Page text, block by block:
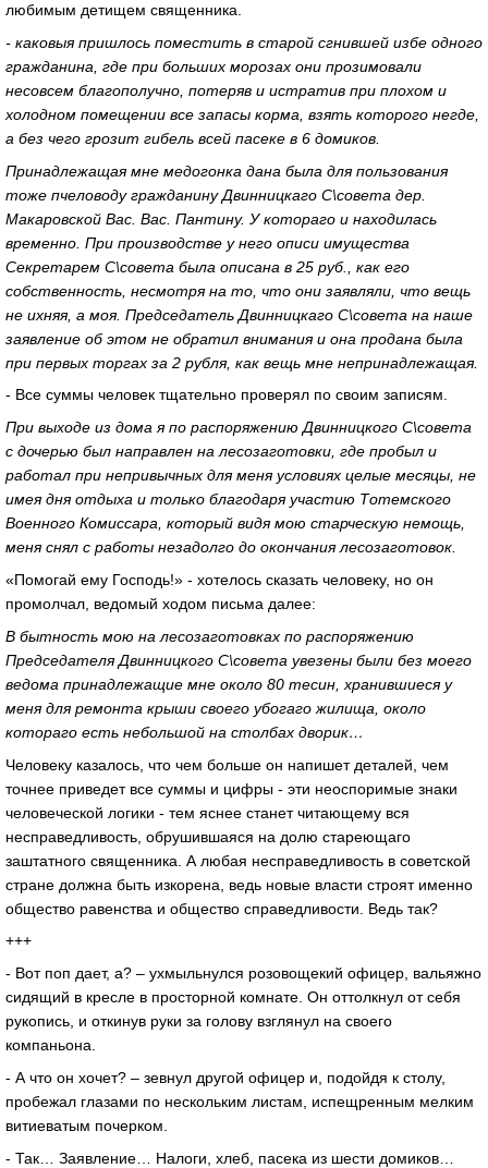
любимым детищем священника.
- каковыя пришлось поместить в старой сгнившей избе одного
гражданина, где при больших морозах они прозимовали
несовсем благополучно, потеряв и истратив при плохом и
холодном помещении все запасы корма, взять которого негде,
а без чего грозит гибель всей пасеке в 6 домиков.
Принадлежащая мне медогонка дана была для пользования
тоже пчеловоду гражданину Двинницкаго С\совета дер.
Макаровской Вас. Вас. Пантину. У котораго и находилась
временно. При производстве у него описи имущества
Секретарем С\совета была описана в 25 руб., как его
собственность, несмотря на то, что они заявляли, что вещь
не ихняя, а моя. Председатель Двинницкаго С\совета на наше
заявление об этом не обратил внимания и она продана была
при первых торгах за 2 рубля, как вещь мне непринадлежащая.
- Все суммы человек тщательно проверял по своим записям.
При выходе из дома я по распоряжению Двинницкого С\совета
с дочерью был направлен на лесозаготовки, где пробыл и
работал при непривычных для меня условиях целые месяцы, не
имея дня отдыха и только благодаря участию Тотемского
Военного Комиссара, который видя мою старческую немощь,
меня снял с работы незадолго до окончания лесозаготовок.
«Помогай ему Господь!» - хотелось сказать человеку, но он
промолчал, ведомый ходом письма далее:
В бытность мою на лесозаготовках по распоряжению
Председателя Двинницкого С\совета увезены были без моего
ведома принадлежащие мне около 80 тесин, хранившиеся у
меня для ремонта крыши своего убогаго жилища, около
котораго есть небольшой на столбах дворик…
Человеку казалось, что чем больше он напишет деталей, чем
точнее приведет все суммы и цифры - эти неоспоримые знаки
человеческой логики - тем яснее станет читающему вся
несправедливость, обрушившаяся на долю стареющаго
заштатного священника. А любая несправедливость в советской
стране должна быть изкорена, ведь новые власти строят именно
общество равенства и общество справедливости. Ведь так?
+++
- Вот поп дает, а? – ухмыльнулся розовощекий офицер, вальяжно
сидящий в кресле в просторной комнате. Он оттолкнул от себя
рукопись, и откинув руки за голову взглянул на своего
компаньона.
- А что он хочет? – зевнул другой офицер и, подойдя к столу,
пробежал глазами по нескольким листам, испещренным мелким
витиеватым почерком.
- Так… Заявление… Налоги, хлеб, пасека из шести домиков…